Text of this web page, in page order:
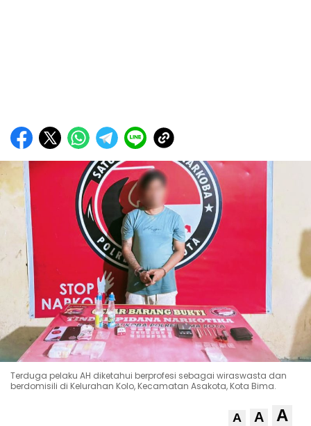
Terduga pelaku AH diketahui berprofesi sebagai wiraswasta dan
berdomisili di Kelurahan Kolo, Kecamatan Asakota, Kota Bima.
A A A